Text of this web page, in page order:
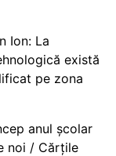
Ion: La
există
pe zona
anul școlar
noi / Cărțile